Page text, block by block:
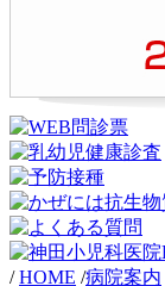
/HOME /病院案内